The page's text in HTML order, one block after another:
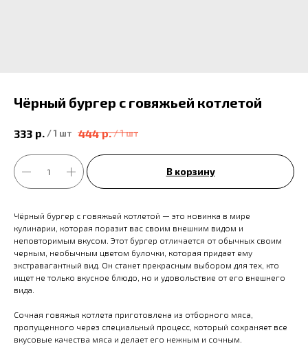
Чёрный бургер с говяжьей котлетой
333 р. /1 шт 444 р./1 шт
В корзину
Чёрный бургер с говяжьей котлетой — это новинка в мире
кулинарии, которая поразит вас своим внешним видом и
неповторимым вкусом. Этот бургер отличается от обычных своим
черным, необычным цветом булочки, которая придает ему
экстравагантный вид. Он станет прекрасным выбором для тех, кто
ищет не только вкусное блюдо, но и удовольствие от его внешнего
вида.
Сочная говяжья котлета приготовлена из отборного мяса,
пропущенного через специальный процесс, который сохраняет все
вкусовые качества мяса и делает его нежным и сочным.